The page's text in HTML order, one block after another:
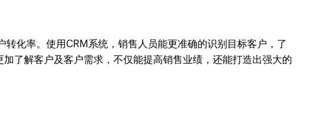
化率。使用CRM系统，销售人员能更准确的识别目标客户，了
了解客户及客户需求，不仅能提高销售业绩，还能打造出强大的